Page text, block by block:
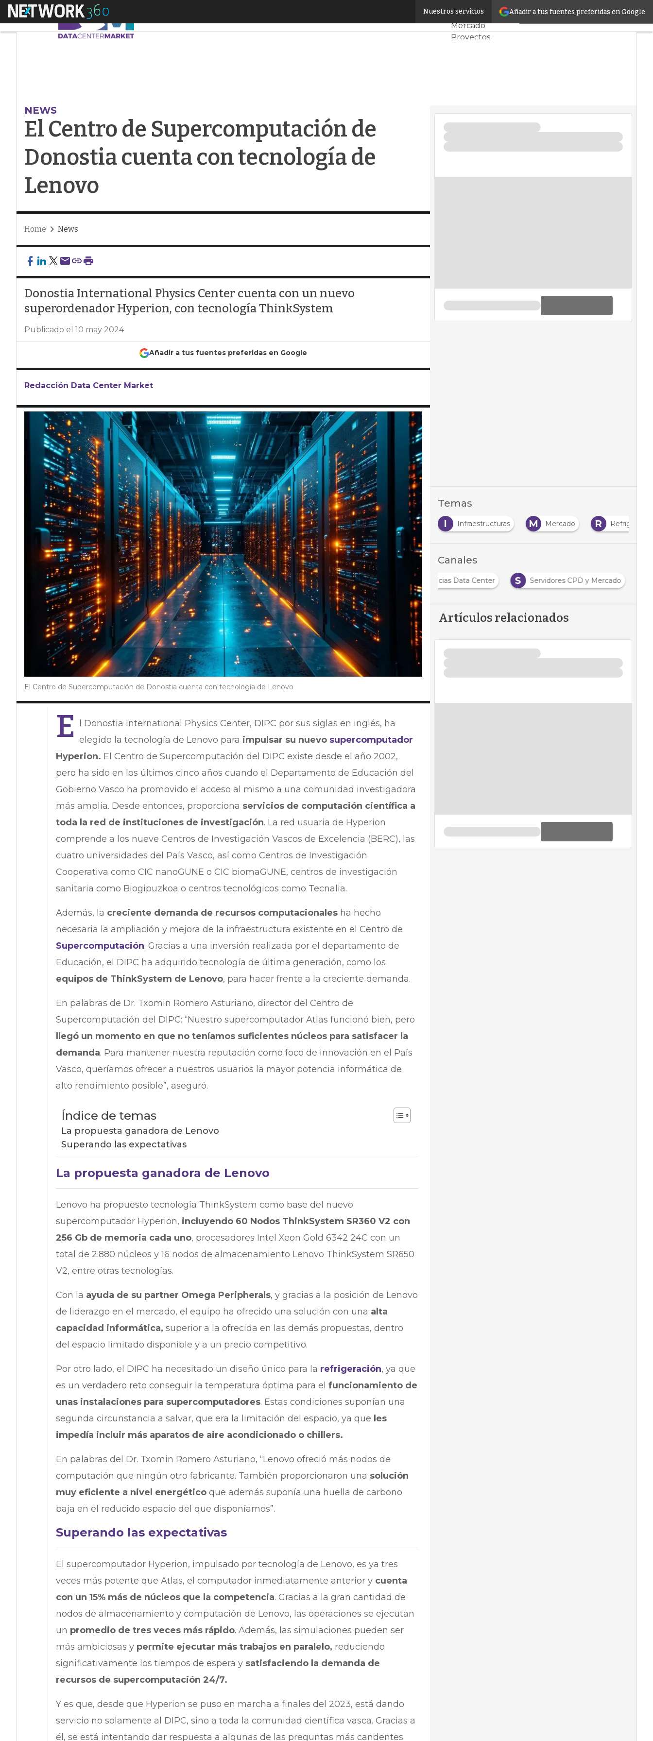
Añadir a tus fuentes preferidas en Google
Nuestros servicios
Menú El Centro de Supercomputación de Donostia cuenta con tecnología de LenovoServidores CPD y
Mercado
Proyectos
NEWS
El Centro de Supercomputación de
Donostia cuenta con tecnología de
Lenovo
Home News
Donostia International Physics Center cuenta con un nuevo
superordenador Hyperion, con tecnología ThinkSystem
Publicado el 10 may 2024
Añadir a tus fuentes preferidas en Google
Redacción Data Center Market
El Centro de Supercomputación de Donostia cuenta con tecnología de Lenovo
E l Donostia International Physics Center, DIPC por sus siglas en inglés, ha
elegido la tecnología de Lenovo para impulsar su nuevo supercomputador
Hyperion. El Centro de Supercomputación del DIPC existe desde el año 2002,
pero ha sido en los últimos cinco años cuando el Departamento de Educación del
Gobierno Vasco ha promovido el acceso al mismo a una comunidad investigadora
más amplia. Desde entonces, proporciona servicios de computación científica a
toda la red de instituciones de investigación. La red usuaria de Hyperion
comprende a los nueve Centros de Investigación Vascos de Excelencia (BERC), las
cuatro universidades del País Vasco, así como Centros de Investigación
Cooperativa como CIC nanoGUNE o CIC biomaGUNE, centros de investigación
sanitaria como Biogipuzkoa o centros tecnológicos como Tecnalia.
Además, la creciente demanda de recursos computacionalesha hecho
necesaria la ampliación y mejora de la infraestructura existente en el Centro de
Supercomputación. Gracias a una inversión realizada por el departamento de
Educación, el DIPC ha adquirido tecnología de última generación, como los
equipos de ThinkSystem de Lenovo, para hacer frente a la creciente demanda.
En palabras de Dr. Txomin Romero Asturiano, director del Centro de
Supercomputación del DIPC: “Nuestro supercomputador Atlas funcionó bien, pero
llegó un momento en que no teníamos suficientes núcleos para satisfacer la
demanda. Para mantener nuestra reputación como foco de innovación en el País
Vasco, queríamos ofrecer a nuestros usuarios la mayor potencia informática de
alto rendimiento posible”, aseguró.
Índice de temas
La propuesta ganadora de Lenovo
Superando las expectativas
La propuesta ganadora de Lenovo
Lenovo ha propuesto tecnología ThinkSystem como base del nuevo
supercomputador Hyperion, incluyendo 60 Nodos ThinkSystem SR360 V2 con
256 Gb de memoria cada uno, procesadores Intel Xeon Gold 6342 24C con un
total de 2.880 núcleos y 16 nodos de almacenamiento Lenovo ThinkSystem SR650
V2, entre otras tecnologías.
Con la ayuda de su partner Omega Peripherals, y gracias a la posición de Lenovo
de liderazgo en el mercado, el equipo ha ofrecido una solución con una alta
capacidad informática, superior a la ofrecida en las demás propuestas, dentro
del espacio limitado disponible y a un precio competitivo.
Por otro lado, el DIPC ha necesitado un diseño único para la refrigeración, ya que
es un verdadero reto conseguir la temperatura óptima para el funcionamiento de
unas instalaciones para supercomputadores. Estas condiciones suponían una
segunda circunstancia a salvar, que era la limitación del espacio, ya que les
impedía incluir más aparatos de aire acondicionado o chillers.
En palabras del Dr. Txomin Romero Asturiano, “Lenovo ofreció más nodos de
computación que ningún otro fabricante. También proporcionaron una solución
muy eficiente a nivel energéticoque además suponía una huella de carbono
baja en el reducido espacio del que disponíamos”.
Superando las expectativas
El supercomputador Hyperion, impulsado por tecnología de Lenovo, es ya tres
veces más potente que Atlas, el computador inmediatamente anterior y cuenta
con un 15% más de núcleos que la competencia. Gracias a la gran cantidad de
nodos de almacenamiento y computación de Lenovo, las operaciones se ejecutan
un promedio de tres veces más rápido. Además, las simulaciones pueden ser
más ambiciosas y permite ejecutar más trabajos en paralelo, reduciendo
significativamente los tiempos de espera y satisfaciendo la demanda de
recursos de supercomputación 24/7.
Y es que, desde que Hyperion se puso en marcha a finales del 2023, está dando
servicio no solamente al DIPC, sino a toda la comunidad científica vasca. Gracias a
él, se está intentando dar respuesta a algunas de las preguntas más candentes
Temas
A
Almacenamiento I Infraestructuras M Mercado R
Canales
Noticias Data Center S Servidores CPD y Mercado
Artículos relacionados